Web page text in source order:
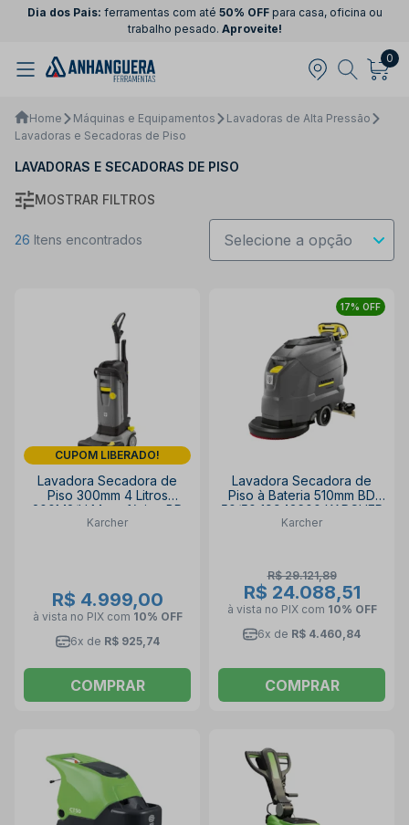
Dia dos Pais: ferramentas com até 50% OFFpara casa, oficina ou
trabalho pesado. Aproveite!
0
Home Máquinas e Equipamentos
Lavadoras de Alta Pressão
Lavadoras e Secadoras de Piso
LAVADORAS E SECADORAS DE PISO
MOSTRAR FILTROS
26 Itens encontrados
CUPOM LIBERADO!
Lavadora Secadora de
Piso 300mm 4 Litros
200M2/H Monofásico BR
30/4 C KARCHER
Karcher
R$ 4.999,00
à vista no PIX com 10% OFF
6x de R$ 925,74
COMPRAR
17% OFF
Lavadora Secadora de
Piso à Bateria 510mm BD
50/50 19943600 KARCHER
Karcher
R$ 29.121,89
R$ 24.088,51
à vista no PIX com 10% OFF
6x de R$ 4.460,84
COMPRAR